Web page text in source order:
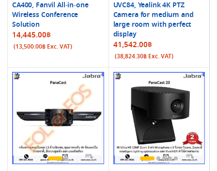
CA400, Fanvil All-in-one
Wireless Conference
Solution
14,445.00฿
(13,500.00฿ Exc. VAT)
UVC84, Yealink 4K PTZ
Camera for medium and
large room with perfect
display
41,542.00฿
(38,824.30฿Exc. VAT)